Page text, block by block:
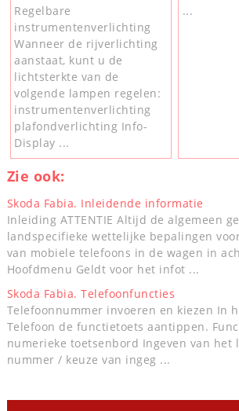
Regelbare
instrumentenverlichting
Wanneer de rijverlichting
aanstaat, kunt u de
lichtsterkte van de
volgende lampen regelen:
instrumentenverlichting
plafondverlichting Info-
Display ...
...
Zie ook:
Skoda Fabia. Inleidende informatie
Inleiding ATTENTIE Altijd de algemeen
landspecifieke wettelijke bepalingen
van mobiele telefoons in de wagen in
Hoofdmenu Geldt voor het infot ...
Skoda Fabia. Telefoonfuncties
Telefoonnummer invoeren en kiezen In
Telefoon de functietoets aantippen.
numerieke toetsenbord Ingeven van het
nummer / keuze van ingeg ...